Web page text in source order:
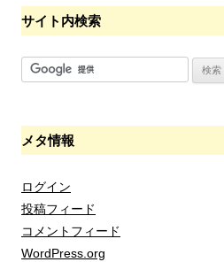
サイト内検索
メタ情報
ログイン
投稿フィード
コメントフィード
WordPress.org